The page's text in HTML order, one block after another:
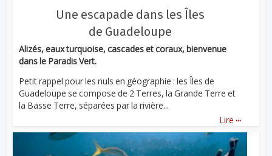
Une escapade dans les Îles
de Guadeloupe
Alizés, eaux turquoise, cascades et coraux, bienvenue
dans le Paradis Vert.
Petit rappel pour les nuls en géographie : les Îles de
Guadeloupe se compose de 2 Terres, la Grande Terre et
la Basse Terre, séparées par la rivière...
Lire ...